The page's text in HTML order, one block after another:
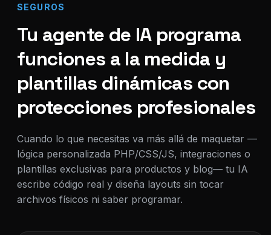
SEGUROS
Tu agente de IA programa
funciones a la medida y
plantillas dinámicas con
protecciones profesionales
Cuando lo que necesitas va más allá de maquetar —
lógica personalizada PHP/CSS/JS, integraciones o
plantillas exclusivas para productos y blog— tu IA
escribe código real y diseña layouts sin tocar
archivos físicos ni saber programar.